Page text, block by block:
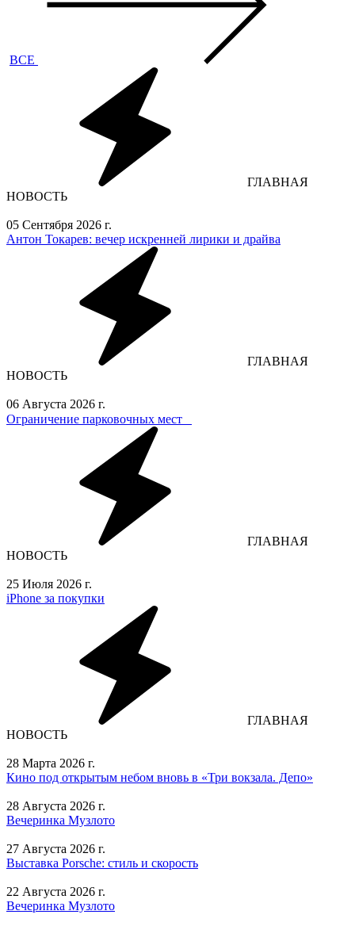
ВСЕ
ГЛАВНАЯ
НОВОСТЬ
05 Сентября 2026 г.
Антон Токарев: вечер искренней лирики и драйва
ГЛАВНАЯ
НОВОСТЬ
06 Августа 2026 г.
Ограничение парковочных мест⁣⁣⠀
ГЛАВНАЯ
НОВОСТЬ
25 Июля 2026 г.
iPhone за покупки
ГЛАВНАЯ
НОВОСТЬ
28 Марта 2026 г.
Кино под открытым небом вновь в «Три вокзала. Депо»
28 Августа 2026 г.
Вечеринка Музлото
27 Августа 2026 г.
Выставка Porsche: стиль и скорость
22 Августа 2026 г.
Вечеринка Музлото